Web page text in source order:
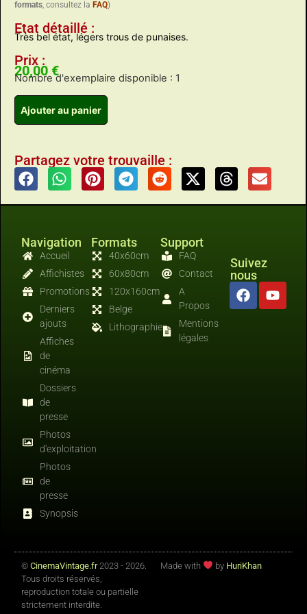
formats, consultez la FAQ)
Etat détaillé :
Très bel état, légers trous de punaises.
Prix :
20,00 €
Nombre d'exemplaire disponible : 1
Ajouter au panier
Partagez votre trouvaille :
Navigation
Accueil
Affichistes
Promotions
Derniers
ajouts
Affiches
de
cinéma
Dossiers
de
presse
Photos
d'exploitation
Photos
de
presse
Synopsis
Formats
40x60cm
60x80cm
120x160cm
Belge
Lithographies
Support
FAQ
Contact
A
Propos
Mentions
légales
Suivez
nous
© CinemaVintage.fr2023 - 2026.
Tous droits réservés,
reproduction totale ou partielle
strictement interdite.
Made with by HuriKhan